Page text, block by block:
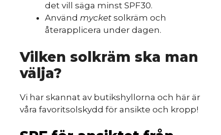
det vill säga minst SPF30.
Använd mycket solkräm och
återapplicera under dagen.
Vilken solkräm ska man
välja?
Vi har skannat av butikshyllorna och här är
våra favoritsolskydd för ansikte och kropp!